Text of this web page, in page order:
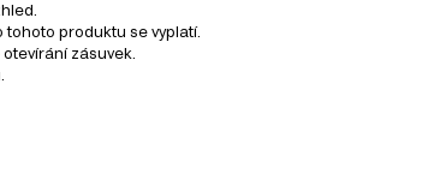
tohoto produktu se vyplatí.
zásuvek.